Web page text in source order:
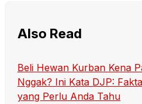
Also Read
Beli Hewan Kurban Kena
Nggak? Ini Kata DJP:
yang Perlu Anda Tahu